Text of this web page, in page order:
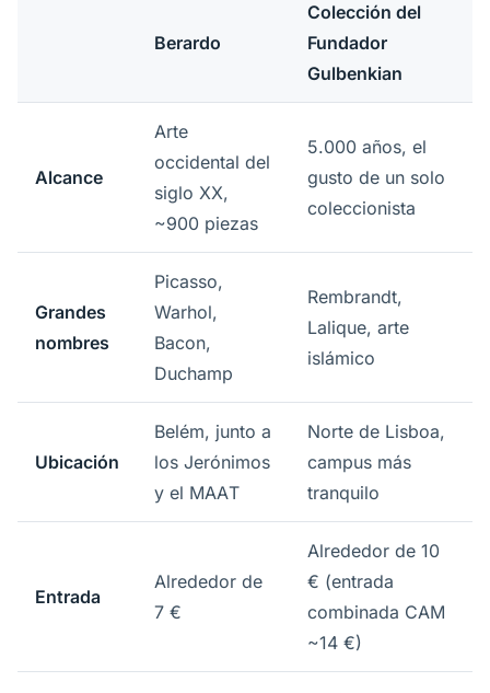
Berardo
Colección del
Fundador
Gulbenkian
Alcance
Arte
occidental del
siglo XX,
~900 piezas
5.000 años, el
gusto de un solo
coleccionista
Grandes
nombres
Picasso,
Warhol,
Bacon,
Duchamp
Rembrandt,
Lalique, arte
islámico
Ubicación
Belém, junto a
los Jerónimos
y el MAAT
Norte de Lisboa,
campus más
tranquilo
Entrada
Alrededor de
7 €
Alrededor de 10
€ (entrada
combinada CAM
~14 €)